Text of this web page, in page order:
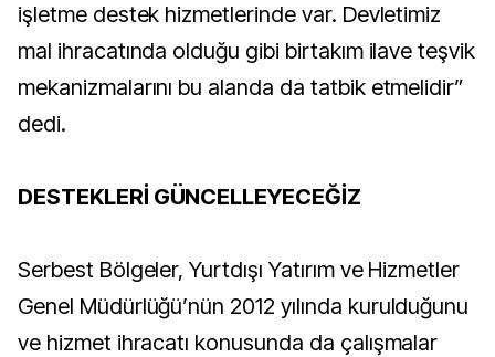
işletme destek hizmetlerinde var. Devletimiz
mal ihracatında olduğu gibi birtakım ilave teşvik
mekanizmalarını bu alanda da tatbik etmelidir”
dedi.
DESTEKLERİ GÜNCELLEYECEĞİZ
Serbest Bölgeler, Yurtdışı Yatırım ve Hizmetler
Genel Müdürlüğü’nün 2012 yılında kurulduğunu
ve hizmet ihracatı konusunda da çalışmalar